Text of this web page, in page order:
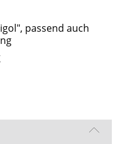
passend auch